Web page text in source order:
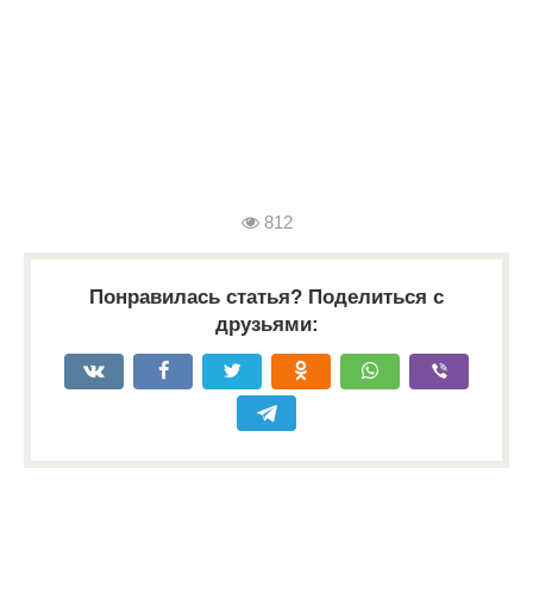
812
Понравилась статья? Поделиться с
друзьями: